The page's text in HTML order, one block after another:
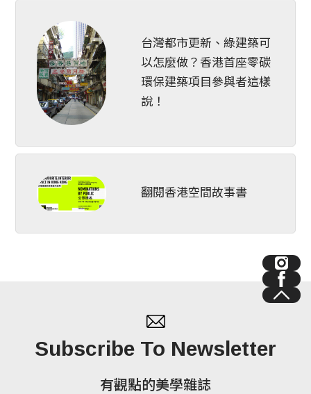
台灣都市更新、綠建築可
以怎麼做？香港首座零碳
環保建築項目參與者這樣
說！
翻閱香港空間故事書
Subscribe To Newsletter
有觀點的美學雜誌